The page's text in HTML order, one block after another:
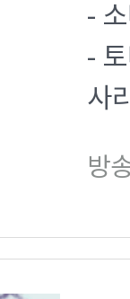
-
-
사
방